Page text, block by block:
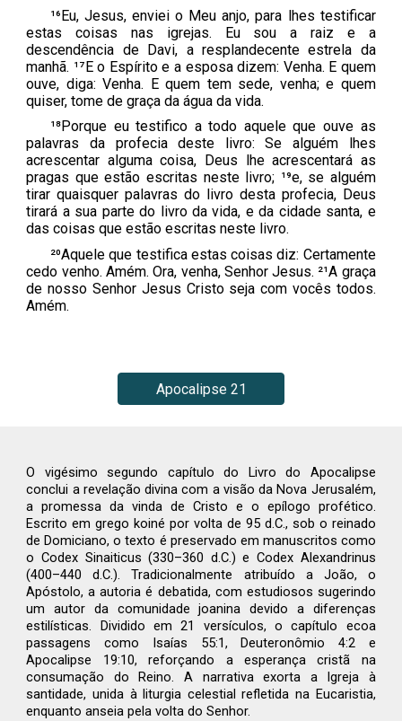
¹⁶Eu, Jesus, enviei o Meu anjo, para lhes testificar
estas coisas nas igrejas. Eu sou a raiz e a
descendência de Davi, a resplandecente estrela da
manhã. ¹⁷E o Espírito e a esposa dizem: Venha. E quem
ouve, diga: Venha. E quem tem sede, venha; e quem
quiser, tome de graça da água da vida.
¹⁸Porque eu testifico a todo aquele que ouve as
palavras da profecia deste livro: Se alguém lhes
acrescentar alguma coisa, Deus lhe acrescentará as
pragas que estão escritas neste livro; ¹⁹e, se alguém
tirar quaisquer palavras do livro desta profecia, Deus
tirará a sua parte do livro da vida, e da cidade santa, e
das coisas que estão escritas neste livro.
²⁰Aquele que testifica estas coisas diz: Certamente
cedo venho. Amém. Ora, venha, Senhor Jesus. ²¹A graça
de nosso Senhor Jesus Cristo seja com vocês todos.
Amém.
Apocalipse 21
O vigésimo segundo capítulo do Livro do Apocalipse
conclui a revelação divina com a visão da Nova Jerusalém,
a promessa da vinda de Cristo e o epílogo profético.
Escrito em grego koiné por volta de 95 d.C., sob o reinado
de Domiciano, o texto é preservado em manuscritos como
o Codex Sinaiticus (330–360 d.C.) e Codex Alexandrinus
(400–440 d.C.). Tradicionalmente atribuído a João, o
Apóstolo, a autoria é debatida, com estudiosos sugerindo
um autor da comunidade joanina devido a diferenças
estilísticas. Dividido em 21 versículos, o capítulo ecoa
passagens como Isaías 55:1, Deuteronômio 4:2 e
Apocalipse 19:10, reforçando a esperança cristã na
consumação do Reino. A narrativa exorta a Igreja à
santidade, unida à liturgia celestial refletida na Eucaristia,
enquanto anseia pela volta do Senhor.